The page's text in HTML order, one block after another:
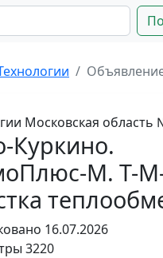
Московская область
Куркино.
М. Т-
16.07.2026
3220